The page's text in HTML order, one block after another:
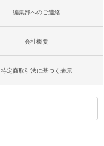
編集部へのご連絡
会社概要
特定商取引法に基づく表示